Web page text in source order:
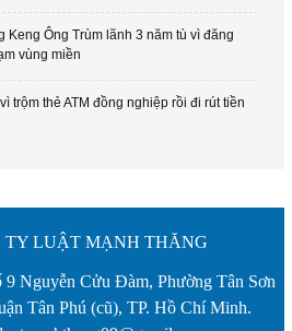
Keng Ông Trùm lãnh 3 năm tù vì đăng
vùng miền
trộm thẻ ATM đồng nghiệp rồi đi rút tiền
sinh túm tóc, đánh hội đồng bạn học
đồng hành vi cung cấp, chia sẻ thông
TY LUẬT MẠNH THĂNG
9 Nguyễn Cửu Đàm, Phường Tân Sơn
Tân Phú (cũ), TP. Hồ Chí Minh.